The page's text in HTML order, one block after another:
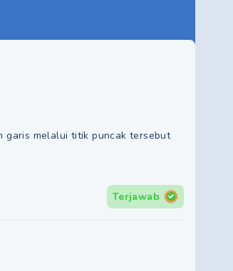
garis melalui titik puncak tersebut
Terjawab